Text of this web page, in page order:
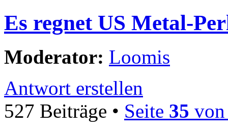
Es regnet US Metal-
Moderator: Loomis
Antwort erstellen
527 Beiträge • Seite 35